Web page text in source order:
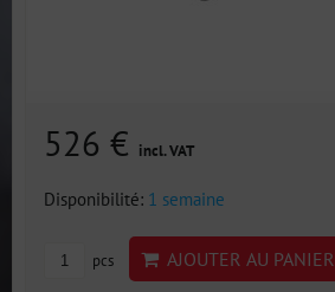
526 € incl. VAT
Disponibilité: 1 semaine
pcs AJOUTER AU PANIER